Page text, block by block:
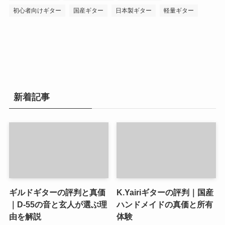
初心者向けギター 国産ギター 日本製ギター 軽量ギター
新着記事
ギルドギターの評判と真価
｜D-55の音と玄人が選ぶ理
由を解説
K.Yairiギターの評判｜国産
ハンドメイドの真価と所有
体験